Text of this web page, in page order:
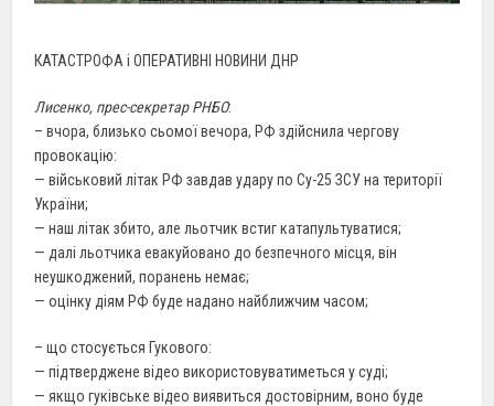
КАТАСТРОФА і ОПЕРАТИВНІ НОВИНИ ДНР
Лисенко, прес-секретар РНБО:
– вчора, близько сьомої вечора, РФ здійснила чергову
провокацію:
— військовий літак РФ завдав удару по Су-25 ЗСУ на території
України;
— наш літак збито, але льотчик встиг катапультуватися;
— далі льотчика евакуйовано до безпечного місця, він
неушкоджений, поранень немає;
— оцінку діям РФ буде надано найближчим часом;
– що стосується Гукового:
— підтверджене відео використовуватиметься у суді;
— якщо гуківське відео виявиться достовірним, воно буде